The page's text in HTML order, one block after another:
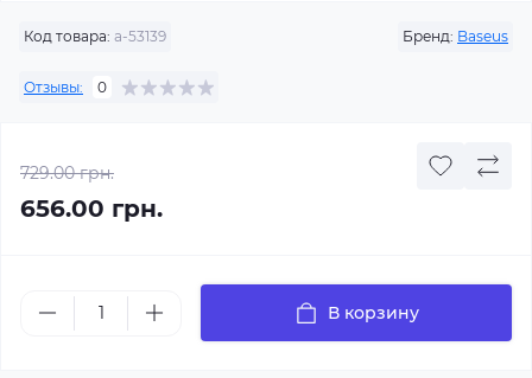
Код товара: a-53139 Бренд: Baseus
Отзывы: 0
729.00 грн.
656.00 грн.
В корзину